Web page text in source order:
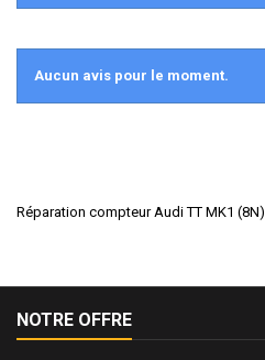
Aucun avis pour le moment.
Réparation compteur Audi TT MK1 (8N)
NOTRE OFFRE